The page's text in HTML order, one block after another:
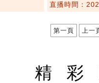
直播時間：
第一頁 上一
精 彩